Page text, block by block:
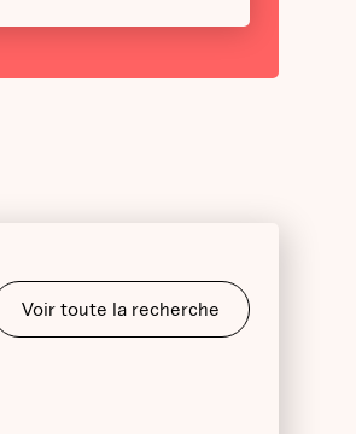
Voir toute la recherche